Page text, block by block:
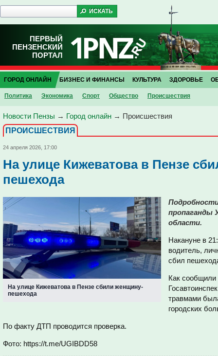
ПЕРВЫЙ
ПЕНЗЕНСКИЙ
ПОРТАЛ
ГОРОД ОНЛАЙН
Политика Экономика Спорт Общество Проиcшествия
БИЗНЕС И ФИНАНСЫ КУЛЬТУРА ЗДОРОВЬЕ
Новости Пензы → Город онлайн → Проиcшествия
ПРОИCШЕСТВИЯ
24 апреля 2026, 17:00
На улице Кижеватова в Пензе
пешехода
На улице Кижеватова в Пензе сбили женщину-
пешехода
пропаганды
области.
Накануне в
водитель,
сбил
Как сообщили
травмами
городских
По факту ДТП проводится проверка.
Фото: https://t.me/UGIBDD58